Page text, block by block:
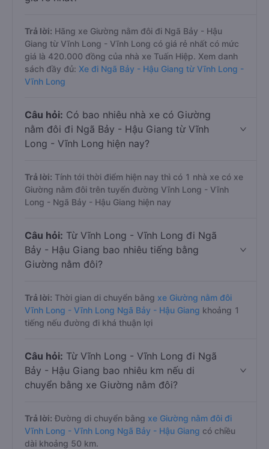
Trả lời: Hãng xe Giường nằm đôi đi Ngã Bảy - Hậu
Giang từ Vĩnh Long - Vĩnh Long có giá rẻ nhất có mức
giá là 420.000 đồng của nhà xe Tuấn Hiệp. Xem danh
sách đầy đủ: Xe đi Ngã Bảy - Hậu Giang từ Vĩnh Long -
Vĩnh Long
Câu hỏi: Có bao nhiêu nhà xe có Giường
nằm đôi đi Ngã Bảy - Hậu Giang từ Vĩnh
Long - Vĩnh Long hiện nay?
Trả lời: Tính tới thời điểm hiện nay thì có 1 nhà xe có xe
Giường nằm đôi trên tuyến đường Vĩnh Long - Vĩnh
Long - Ngã Bảy - Hậu Giang hiện nay
Câu hỏi: Từ Vĩnh Long - Vĩnh Long đi Ngã
Bảy - Hậu Giang bao nhiêu tiếng bằng
Giường nằm đôi?
Trả lời: Thời gian di chuyển bằng xe Giường nằm đôi
Vĩnh Long - Vĩnh Long Ngã Bảy - Hậu Giang khoảng 1
tiếng nếu đường đi khá thuận lợi
Câu hỏi: Từ Vĩnh Long - Vĩnh Long đi Ngã
Bảy - Hậu Giang bao nhiêu km nếu di
chuyển bằng xe Giường nằm đôi?
Trả lời: Đường di chuyển bằng xe Giường nằm đôi đi
Vĩnh Long - Vĩnh Long Ngã Bảy - Hậu Giang có chiều
dài khoảng 50 km.